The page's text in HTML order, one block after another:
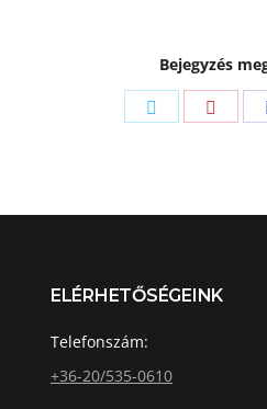
Bejegyzés
ELÉRHETŐSÉGEINK
Telefonszám:
+36-20/535-0610